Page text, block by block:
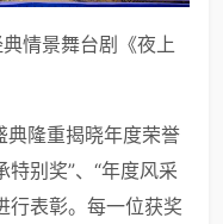
情景舞台剧《夜上
典隆重揭晓年度荣誉
特别奖”、“年度风采
行表彰。每一位获奖